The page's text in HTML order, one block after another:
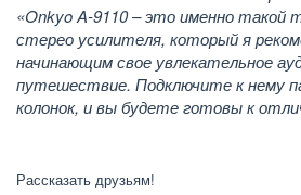
«Onkyo A-9110 – это именно такой
стерео усилителя, который я
начинающим свое увлекательное
путешествие. Подключите к нему
колонок, и вы будете готовы к
Рассказать друзьям!